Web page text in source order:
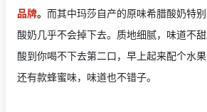
品牌。 而其中玛莎自产的原味希腊酸奶特
酸奶几乎不会掉下去。质地细腻，味道不
酸到你喝不下去第二口，早上起来配个水果
还有款蜂蜜味，味道也不错子。